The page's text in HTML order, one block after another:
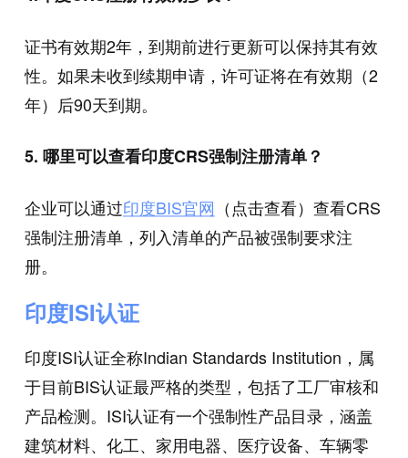
证书有效期2年，到期前进行更新可以保持其有效
性。如果未收到续期申请，许可证将在有效期（2
年）后90天到期。
5. 哪里可以查看印度CRS强制注册清单？
企业可以通过印度BIS官网 （点击查看）查看CRS
强制注册清单，列入清单的产品被强制要求注
册。
印度ISI认证
印度ISI认证全称Indian Standards Institution，属
于目前BIS认证最严格的类型，包括了工厂审核和
产品检测。ISI认证有一个强制性产品目录，涵盖
建筑材料、化工、家用电器、医疗设备、车辆零